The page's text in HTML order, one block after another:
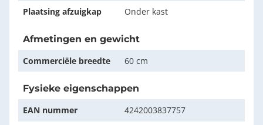
Plaatsing afzuigkap Onder kast
Afmetingen en gewicht
Commerciële breedte
60 cm
Fysieke eigenschappen
EAN nummer
4242003837757